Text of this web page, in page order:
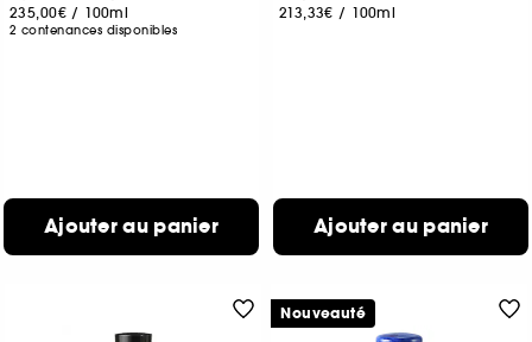
235,00€ / 100ml
2 contenances disponibles
Ajouter au panier
213,33€ / 100ml
Ajouter au panier
Nouveauté